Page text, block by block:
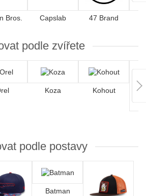
Bros. Capslab 47 Brand
podle zvířete
Koza Kohout
podle postavy
Batman